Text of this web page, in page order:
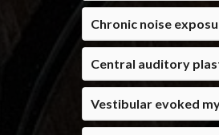
Chronic noise
Central auditory
Vestibular evoked